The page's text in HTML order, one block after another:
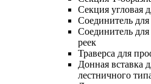
Секция угловая
Соединитель
Соединитель
реек
Траверса для
Донная вставка
лестничного